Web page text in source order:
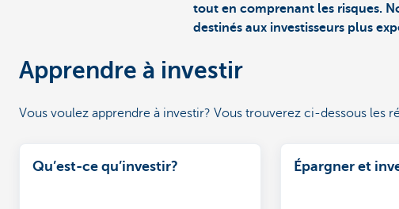
tout en comprenant les risques.
destinés aux investisseurs plus
Apprendre à investir
Vous voulez apprendre à investir? Vous trouverez ci-dessous les
Qu’est-ce qu’investir? Épargner et